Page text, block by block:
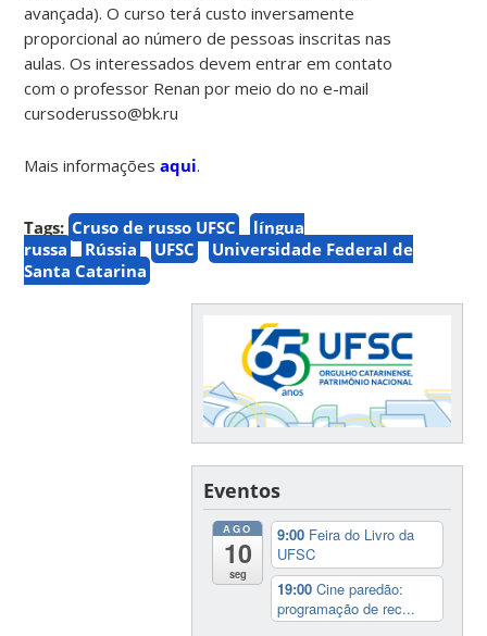
avançada). O curso terá custo inversamente
proporcional ao número de pessoas inscritas nas
aulas. Os interessados devem entrar em contato
com o professor Renan por meio do no e-mail
cursoderusso@bk.ru
Mais informaçõesaqui.
Tags: Cruso de russo UFSC
língua
russa
Rússia UFSC
Universidade Federal de
Santa Catarina
Eventos
AGO
10
seg
9:00 Feira do Livro da
UFSC
19:00Cine paredão:
programação de rec...